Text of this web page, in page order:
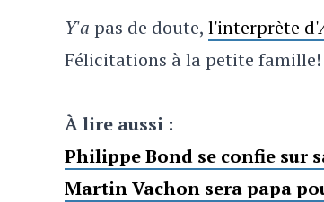
Y'a pas de doute, l'interprète d'
Félicitations à la petite
À lire aussi :
Philippe Bond se confie sur
Martin Vachon sera papa